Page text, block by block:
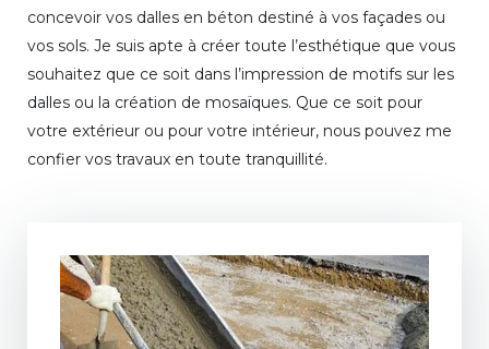
concevoir vos dalles en béton destiné à vos façades ou
vos sols. Je suis apte à créer toute l’esthétique que vous
souhaitez que ce soit dans l’impression de motifs sur les
dalles ou la création de mosaïques. Que ce soit pour
votre extérieur ou pour votre intérieur, nous pouvez me
confier vos travaux en toute tranquillité.